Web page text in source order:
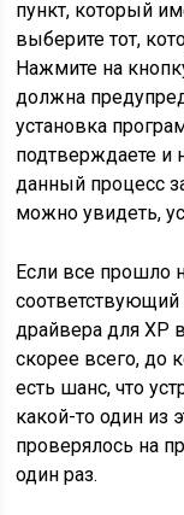
пункт, который
выберите тот,
Нажмите на
должна
установка
подтверждаете и
данный процесс
можно увидеть,
Если все прошло
соответствующий
драйвера для XP
скорее всего, до
есть шанс, что
какой-то один из
проверялось на
один раз.